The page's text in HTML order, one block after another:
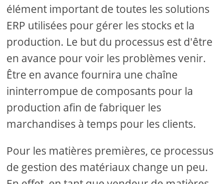
élément important de toutes les solutions
ERP utilisées pour gérer les stocks et la
production. Le but du processus est d'être
en avance pour voir les problèmes venir.
Être en avance fournira une chaîne
ininterrompue de composants pour la
production afin de fabriquer les
marchandises à temps pour les clients.
Pour les matières premières, ce processus
de gestion des matériaux change un peu.